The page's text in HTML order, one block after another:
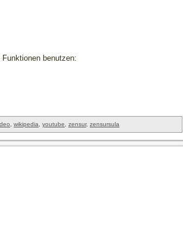
benutzen:
wikipedia youtube zensur, zensursula